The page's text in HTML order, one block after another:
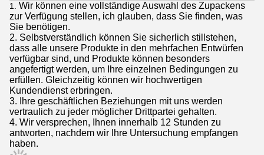
1. Wir können eine vollständige Auswahl des Zupackens
zur Verfügung stellen, ich glauben, dass Sie finden, was
Sie benötigen.
2. Selbstverständlich können Sie sicherlich stillstehen,
dass alle unsere Produkte in den mehrfachen Entwürfen
verfügbar sind, und Produkte können besonders
angefertigt werden, um Ihre einzelnen Bedingungen zu
erfüllen. Gleichzeitig können wir hochwertigen
Kundendienst erbringen.
3. Ihre geschäftlichen Beziehungen mit uns werden
vertraulich zu jeder möglicher Drittpartei gehalten.
4. Wir versprechen, Ihnen innerhalb 12 Stunden zu
antworten, nachdem wir Ihre Untersuchung empfangen
haben.